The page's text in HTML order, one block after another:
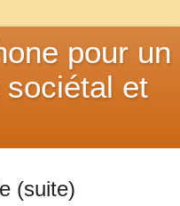
pour un
et
(suite)